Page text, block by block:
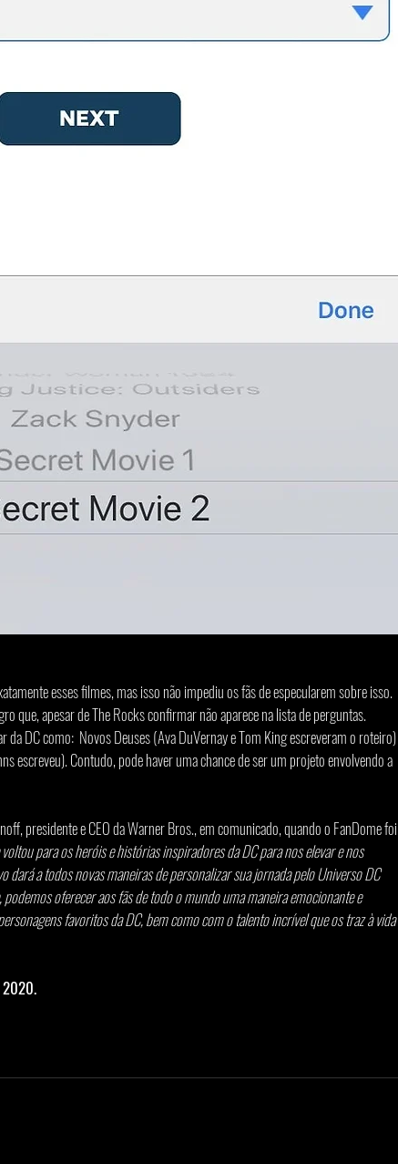
esses filmes, mas isso não impediu os fãs de especularem sobre isso.
que, apesar de The Rocks confirmar não aparece na lista de perguntas.
DC como:  Novos Deuses (Ava DuVernay e Tom King escreveram o roteiro)
escreveu). Contudo, pode haver uma chance de ser um projeto envolvendo a
presidente e CEO da Warner Bros., em comunicado, quando o FanDome foi
para os heróis e histórias inspiradores da DC para nos elevar e nos
dará a todos novas maneiras de personalizar sua jornada pelo Universo DC
oferecer aos fãs de todo o mundo uma maneira emocionante e
favoritos da DC, bem como com o talento incrível que os traz à vida
2020.